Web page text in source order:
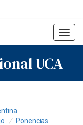
UCA
Ponencias